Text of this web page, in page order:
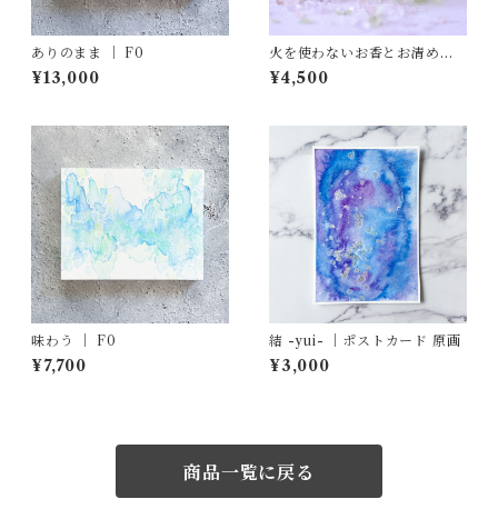
ありのまま ｜ F0
¥13,000
火を使わないお香とお清め塩
の結界浄化スプレー『天地
（あめつち）』（正規委託
¥4,500
味わう ｜ F0
¥7,700
結 -yui- ｜ポストカード 原画
¥3,000
商品一覧に戻る